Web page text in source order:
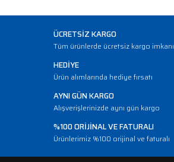
ÜCRETSİZ KARGO
Tüm ürünlerde ücretsiz kargo imkanı
HEDİYE
Ürün alımlarında hediye fırsatı
AYNI GÜN KARGO
Alışverişlerinizde aynı gün kargo
%100 ORİJİNAL VE FATURALI
Ürünlerimiz %100 orijinal ve faturalı